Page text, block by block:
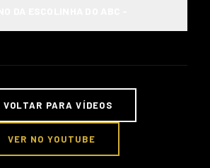
PARA VÍDEOS
VER NO YOUTUBE